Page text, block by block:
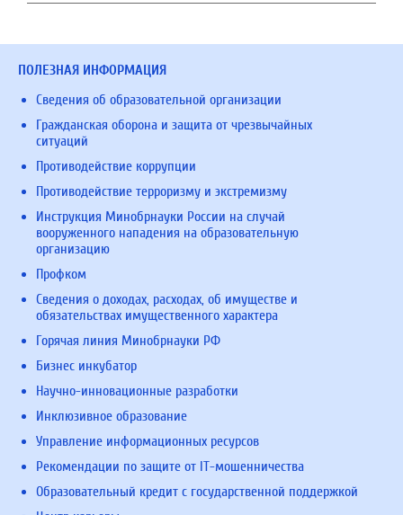
ПОЛЕЗНАЯ ИНФОРМАЦИЯ
Сведения об образовательной организации
Гражданская оборона и защита от чрезвычайных
ситуаций
Противодействие коррупции
Противодействие терроризму и экстремизму
Инструкция Минобрнауки России на случай
вооруженного нападения на образовательную
организацию
Профком
Сведения о доходах, расходах, об имуществе и
обязательствах имущественного характера
Горячая линия Минобрнауки РФ
Бизнес инкубатор
Научно-инновационные разработки
Инклюзивное образование
Управление информационных ресурсов
Рекомендации по защите от IT-мошенничества
Образовательный кредит с государственной поддержкой